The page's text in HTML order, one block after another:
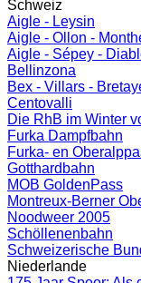
Schweiz
Aigle - Leysin
Aigle - Ollon -
Aigle - Sépey -
Bellinzona
Bex - Villars -
Centovalli
Die RhB im Winter
Furka Dampfbahn
Furka- en
Gotthardbahn
MOB GoldenPass
Montreux-Berner
Noodweer 2005
Schöllenenbahn
Schweizerische
Niederlande